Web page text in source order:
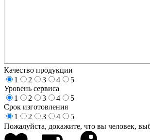
Качество продукции
1
2 3 4
5
Уровень сервиса
1
2 3 4
5
Срок изготовления
1
2 3 4
5
Пожалуйста, докажите, что вы человек,